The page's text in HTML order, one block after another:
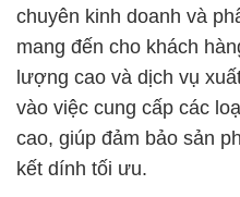
chuyên kinh doanh và
mang đến cho khách
lượng cao và dịch vụ
vào việc cung cấp các
cao, giúp đảm bảo sản
kết dính tối ưu.